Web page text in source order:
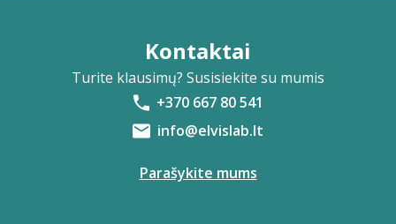
Kontaktai
Turite klausimų? Susisiekite su mumis
+370 667 80 541
info@elvislab.lt
Parašykite mums